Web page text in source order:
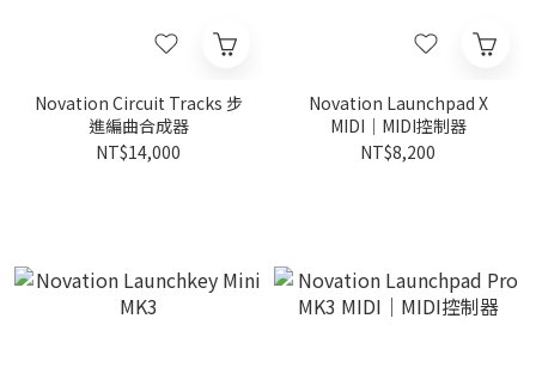
Novation Circuit Tracks 步
進編曲合成器
NT$14,000
Novation Launchpad X
MIDI｜MIDI控制器
NT$8,200